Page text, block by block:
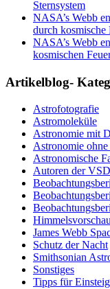
Sternsystem
NASA’s Webb
durch
NASA’s Webb
kosmischen
Artikelblog-
Astrofotografie
Astromoleküle
Astronomie mit
Astronomie
Astronomische
Autoren der VSD
Himmelsvorschau
James Webb
Schutz der Nacht
Smithsonian
Sonstiges
Tipps für